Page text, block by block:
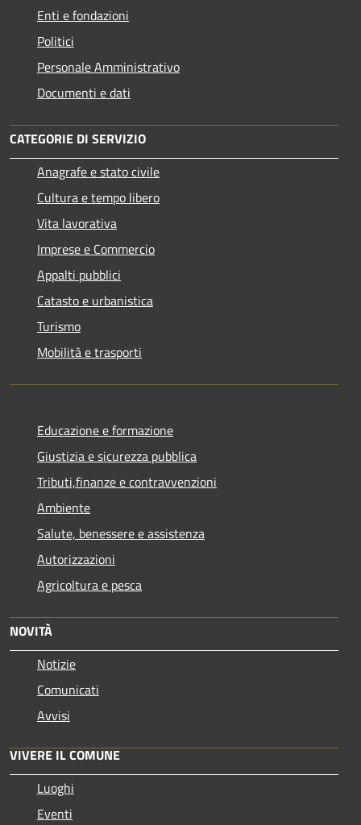
Enti e fondazioni
Politici
Personale Amministrativo
Documenti e dati
CATEGORIE DI SERVIZIO
Anagrafe e stato civile
Cultura e tempo libero
Vita lavorativa
Imprese e Commercio
Appalti pubblici
Catasto e urbanistica
Turismo
Mobilità e trasporti
Educazione e formazione
Giustizia e sicurezza pubblica
Tributi,finanze e contravvenzioni
Ambiente
Salute, benessere e assistenza
Autorizzazioni
Agricoltura e pesca
NOVITÀ
Notizie
Comunicati
Avvisi
VIVERE IL COMUNE
Luoghi
Eventi